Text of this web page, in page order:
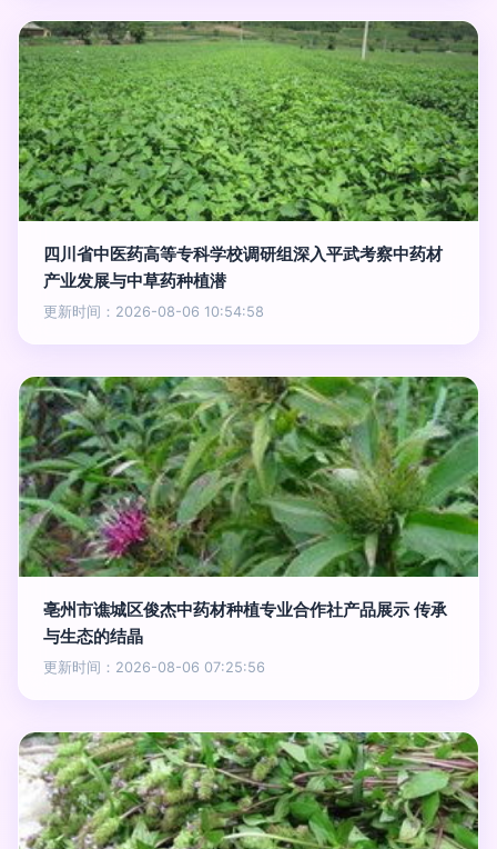
四川省中医药高等专科学校调研组深入平武考察中药材
产业发展与中草药种植潜
更新时间：2026-08-06 10:54:58
亳州市谯城区俊杰中药材种植专业合作社产品展示 传承
与生态的结晶
更新时间：2026-08-06 07:25:56